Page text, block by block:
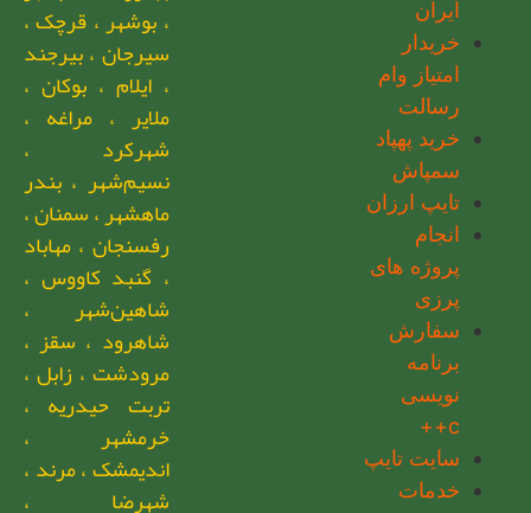
ایران
خریدار
امتیاز وام
رسالت
خرید پهپاد
سمپاش
تایپ ارزان
انجام
پروژه های
پرزی
سفارش
برنامه
نویسی
c++
سایت تایپ
خدمات
، بوشهر ، قرچک ،
سیرجان ، بیرجند
، ایلام ، بوکان ،
ملایر ، مراغه ،
شهرکرد ،
نسیم‌شهر ، بندر
ماهشهر ، سمنان ،
رفسنجان ، مهاباد
، گنبد کاووس ،
شاهین‌شهر ،
شاهرود ، سقز ،
مرودشت ، زابل ،
تربت حیدریه ،
خرمشهر ،
اندیمشک ، مرند ،
شهرضا ،